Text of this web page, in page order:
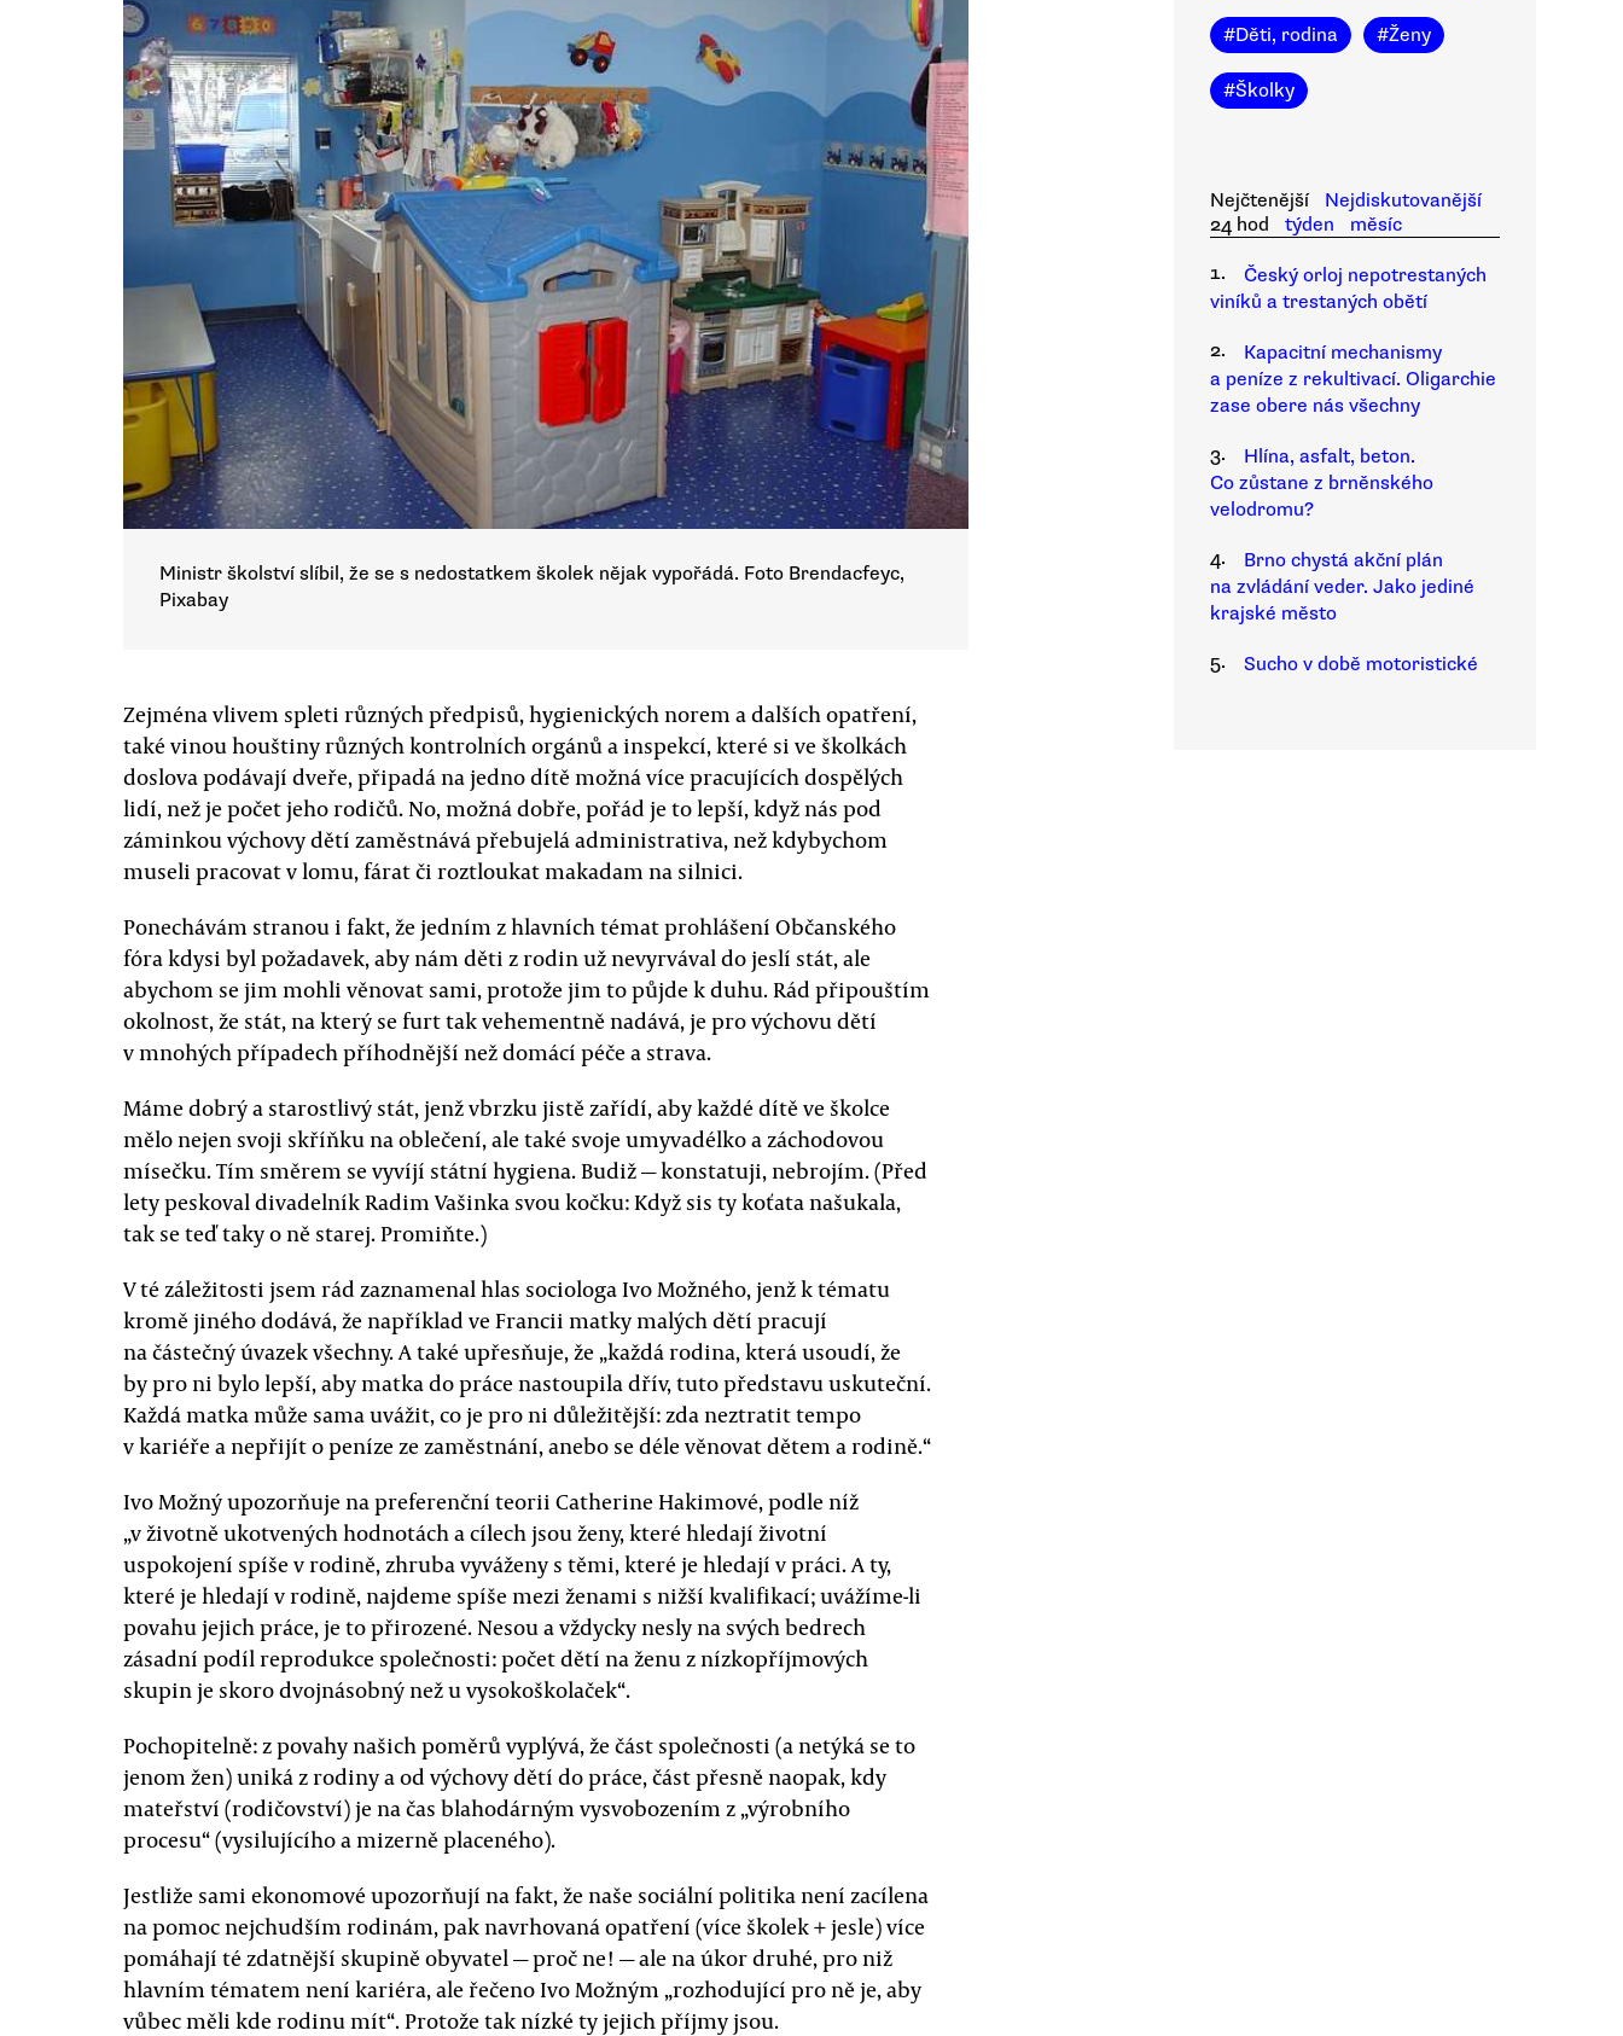
Ministr školství slíbil, že se s nedostatkem školek nějak vypořádá. Foto Brendacfeyc,
Pixabay
Zejména vlivem spleti různých předpisů, hygienických norem a dalších opatření,
také vinou houštiny různých kontrolních orgánů a inspekcí, které si ve školkách
doslova podávají dveře, připadá na jedno dítě možná více pracujících dospělých
lidí, než je počet jeho rodičů. No, možná dobře, pořád je to lepší, když nás pod
záminkou výchovy dětí zaměstnává přebujelá administrativa, než kdybychom
museli pracovat v lomu, fárat či roztloukat makadam na silnici.
Ponechávám stranou i fakt, že jedním z hlavních témat prohlášení Občanského
fóra kdysi byl požadavek, aby nám děti z rodin už nevyrvával do jeslí stát, ale
abychom se jim mohli věnovat sami, protože jim to půjde k duhu. Rád připouštím
okolnost, že stát, na který se furt tak vehementně nadává, je pro výchovu dětí
v mnohých případech příhodnější než domácí péče a strava.
Máme dobrý a starostlivý stát, jenž vbrzku jistě zařídí, aby každé dítě ve školce
mělo nejen svoji skříňku na oblečení, ale také svoje umyvadélko a záchodovou
mísečku. Tím směrem se vyvíjí státní hygiena. Budiž — konstatuji, nebrojím. (Před
lety peskoval divadelník Radim Vašinka svou kočku: Když sis ty koťata našukala,
tak se teď taky o ně starej. Promiňte.)
V té záležitosti jsem rád zaznamenal hlas sociologa Ivo Možného, jenž k tématu
kromě jiného dodává, že například ve Francii matky malých dětí pracují
na částečný úvazek všechny. A také upřesňuje, že „každá rodina, která usoudí, že
by pro ni bylo lepší, aby matka do práce nastoupila dřív, tuto představu uskuteční.
Každá matka může sama uvážit, co je pro ni důležitější: zda neztratit tempo
v kariéře a nepřijít o peníze ze zaměstnání, anebo se déle věnovat dětem a rodině.“
Ivo Možný upozorňuje na preferenční teorii Catherine Hakimové, podle níž
„v životně ukotvených hodnotách a cílech jsou ženy, které hledají životní
uspokojení spíše v rodině, zhruba vyváženy s těmi, které je hledají v práci. A ty,
které je hledají v rodině, najdeme spíše mezi ženami s nižší kvalifikací; uvážíme-li
povahu jejich práce, je to přirozené. Nesou a vždycky nesly na svých bedrech
zásadní podíl reprodukce společnosti: počet dětí na ženu z nízkopříjmových
skupin je skoro dvojnásobný než u vysokoškolaček“.
Pochopitelně: z povahy našich poměrů vyplývá, že část společnosti (a netýká se to
jenom žen) uniká z rodiny a od výchovy dětí do práce, část přesně naopak, kdy
mateřství (rodičovství) je na čas blahodárným vysvobozením z „výrobního
procesu“ (vysilujícího a mizerně placeného).
Jestliže sami ekonomové upozorňují na fakt, že naše sociální politika není zacílena
na pomoc nejchudším rodinám, pak navrhovaná opatření (více školek + jesle) více
pomáhají té zdatnější skupině obyvatel — proč ne! — ale na úkor druhé, pro niž
hlavním tématem není kariéra, ale řečeno Ivo Možným „rozhodující pro ně je, aby
vůbec měli kde rodinu mít“. Protože tak nízké ty jejich příjmy jsou.
#Děti, rodina #Ženy
#Školky
Nejčtenější
Nejdiskutovanější
24 hod
týden
měsíc
1.
Český orloj nepotrestaných
viníků a trestaných obětí
2.
Kapacitní mechanismy
a peníze z rekultivací. Oligarchie
zase obere nás všechny
3.
Hlína, asfalt, beton.
Co zůstane z brněnského
velodromu?
4.
Brno chystá akční plán
na zvládání veder. Jako jediné
krajské město
5.
Sucho v době motoristické